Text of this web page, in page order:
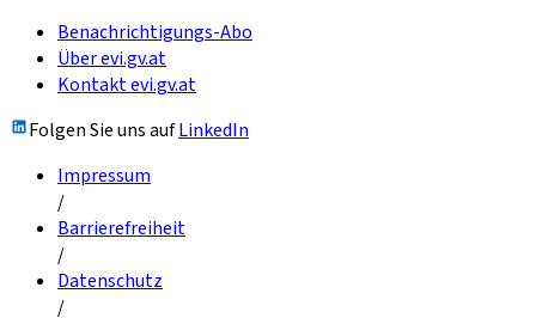
Benachrichtigungs-Abo
Über evi.gv.at
Kontakt evi.gv.at
Folgen Sie uns aufLinkedIn
Impressum
/
Barrierefreiheit
/
Datenschutz
/